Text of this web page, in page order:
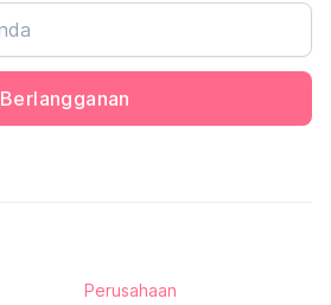
Berlangganan
Perusahaan